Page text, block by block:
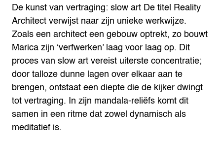
De kunst van vertraging: slow art De titel Reality
Architect verwijst naar zijn unieke werkwijze.
Zoals een architect een gebouw optrekt, zo bouwt
Marica zijn ‘verfwerken’ laag voor laag op. Dit
proces van slow art vereist uiterste concentratie;
door talloze dunne lagen over elkaar aan te
brengen, ontstaat een diepte die de kijker dwingt
tot vertraging. In zijn mandala-reliëfs komt dit
samen in een ritme dat zowel dynamisch als
meditatief is.